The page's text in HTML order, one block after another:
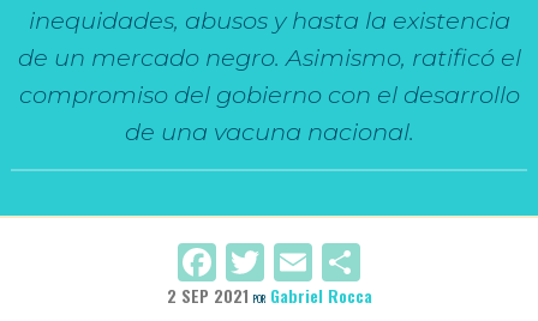
inequidades, abusos y hasta la existencia
de un mercado negro. Asimismo, ratificó el
compromiso del gobierno con el desarrollo
de una vacuna nacional.
Facebook
Twitter
Email
2 SEP 2021 POR Gabriel Rocca